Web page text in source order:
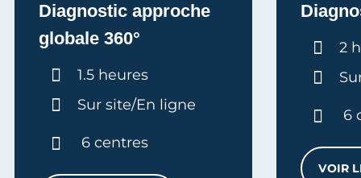
Diagnostic approche
globale 360°
Durée :
1.5 heures
Sur site/En ligne
6 centres
2
6
VOIR